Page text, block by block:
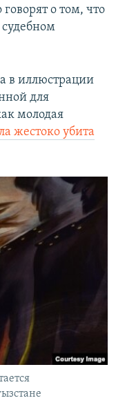
о том, что
судебном
в иллюстрации
для
молодая
жестоко убита